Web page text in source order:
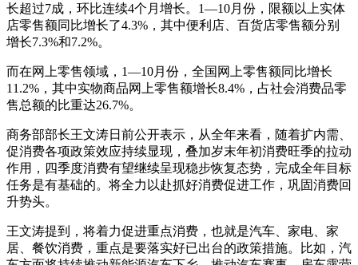
长超过7成，环比连续4个月增长。1—10月份，限额以上实体
店零售额同比增长了4.3%，其中便利店、百货店零售额分别
增长7.3%和7.2%。
而在网上零售领域，1—10月份，全国网上零售额同比增长
11.2%，其中实物商品网上零售额增长8.4%，占社会消费品零
售总额的比重达26.7%。
商务部部长王文涛日前公开表示，从全年来看，随着扩内需、
促消费各项政策效应持续显现，叠加岁末年初消费旺季的拉动
作用，四季度消费有望继续呈现稳步恢复态势，完成全年目标
任务是有基础的。将全力以赴抓好消费促进工作，巩固消费回
升势头。
王文涛提到，将着力促进重点消费，也就是汽车、家电、家
居、餐饮消费，重点是要落实好已出台的政策措施。比如，汽